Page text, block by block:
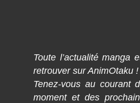
Toute l’actualité manga
retrouver sur AnimOtaku !
Tenez-vous au courant
moment et des